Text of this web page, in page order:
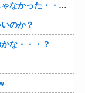
かった・・・？
のか？
な・・・？